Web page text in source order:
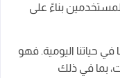
بناءً على
حياتنا اليومية. فهو
بما في ذلك